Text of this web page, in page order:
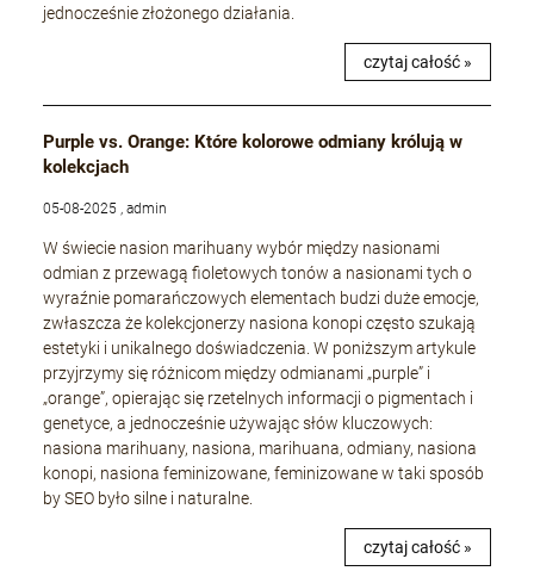
jednocześnie złożonego działania.
czytaj całość »
Purple vs. Orange: Które kolorowe odmiany królują w
kolekcjach
05-08-2025 , admin
W świecie nasion marihuany wybór między nasionami
odmian z przewagą fioletowych tonów a nasionami tych o
wyraźnie pomarańczowych elementach budzi duże emocje,
zwłaszcza że kolekcjonerzy nasiona konopi często szukają
estetyki i unikalnego doświadczenia. W poniższym artykule
przyjrzymy się różnicom między odmianami „purple” i
„orange”, opierając się rzetelnych informacji o pigmentach i
genetyce, a jednocześnie używając słów kluczowych:
nasiona marihuany, nasiona, marihuana, odmiany, nasiona
konopi, nasiona feminizowane, feminizowane w taki sposób
by SEO było silne i naturalne.
czytaj całość »